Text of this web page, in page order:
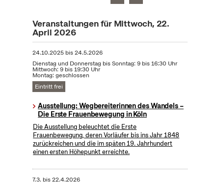
Veranstaltungen für Mittwoch, 22.
April 2026
24.10.2025bis24.5.2026
Dienstag und Donnerstag bis Sonntag: 9 bis 16:30 Uhr
Mittwoch: 9 bis 19:30 Uhr
Montag: geschlossen
Eintritt frei
Ausstellung: Wegbereiterinnen des Wandels –
Die Erste Frauenbewegung in Köln
Die Ausstellung beleuchtet die Erste
Frauenbewegung, deren Vorläufer bis ins Jahr 1848
zurückreichen und die im späten 19. Jahrhundert
einen ersten Höhepunkt erreichte.
7.3. bis22.4.2026